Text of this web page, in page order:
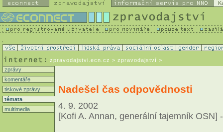
zpravodajstvi.ecn.cz > zpravodajství >
zprávy
komentáře
tiskové zprávy
témata
multimedia
Nadešel čas odpovědnosti
4. 9. 2002
[Kofi A. Annan, generální tajemník OSN] -